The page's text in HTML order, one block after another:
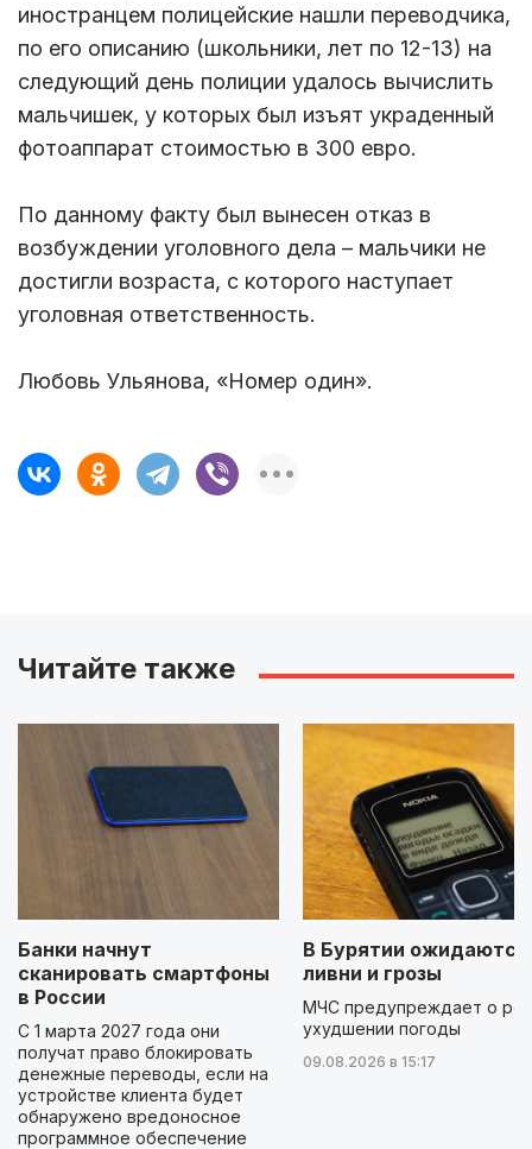
иностранцем полицейские нашли переводчика,
по его описанию (школьники, лет по 12-13) на
следующий день полиции удалось вычислить
мальчишек, у которых был изъят украденный
фотоаппарат стоимостью в 300 евро.
По данному факту был вынесен отказ в
возбуждении уголовного дела – мальчики не
достигли возраста, с которого наступает
уголовная ответственность.
Любовь Ульянова, «Номер один».
Читайте также
Банки начнут
сканировать смартфоны
в России
С 1 марта 2027 года они
получат право блокировать
денежные переводы, если на
устройстве клиента будет
обнаружено вредоносное
программное обеспечение
В Бурятии ожидаются
ливни и грозы
МЧС предупреждает о
ухудшении погоды
09.08.2026 в 15:17